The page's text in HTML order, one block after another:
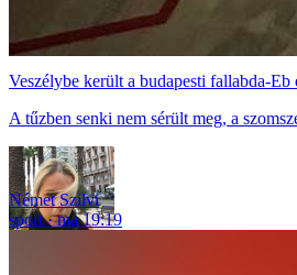
Veszélybe került a budapesti fallabda-
A tűzben senki nem sérült meg, a
Német Szilvi
sport
ma 19:19